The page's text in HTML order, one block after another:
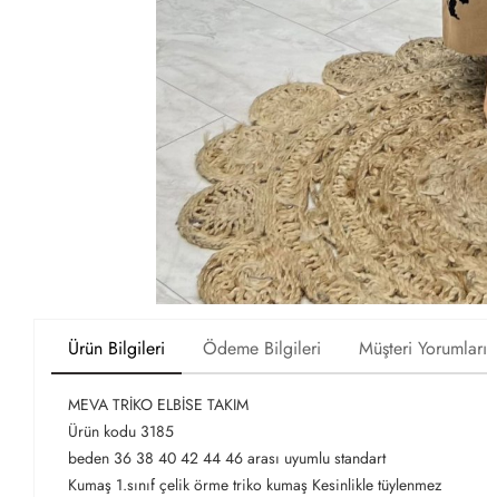
Ürün Bilgileri Ödeme Bilgileri Müşteri Yorumları
MEVA TRİKO ELBİSE TAKIM
Ürün kodu 3185
beden 36 38 40 42 44 46 arası uyumlu standart
Kumaş 1.sınıf çelik örme triko kumaş Kesinlikle tüylenmez